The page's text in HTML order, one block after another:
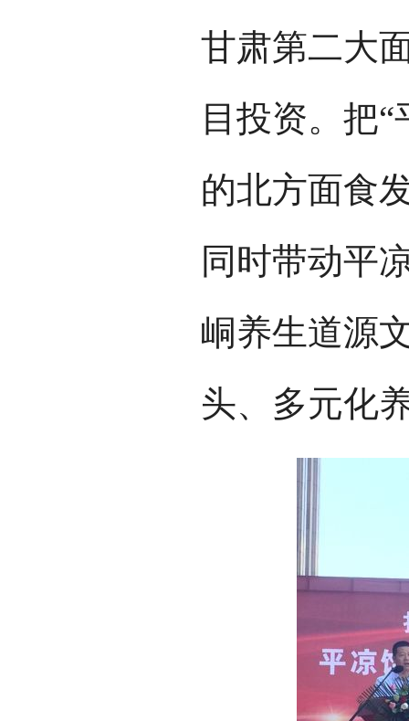
甘肃第二大
目投资。把
的北方面食
同时带动平
峒养生道源
头、多元化